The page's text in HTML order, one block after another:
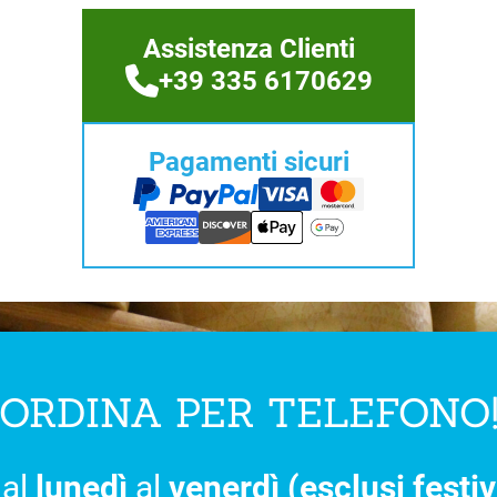
Assistenza Clienti
+39 335 6170629
Pagamenti sicuri
PER
lunedì al venerdì (esclusi